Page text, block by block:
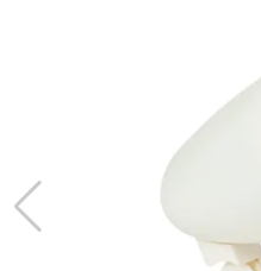
Kanske någon av